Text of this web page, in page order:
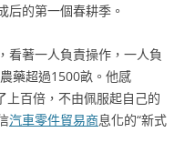
后的第一個春耕季。
看著一人負責操作，一人負
藥超過1500畝。他感
上百倍，不由佩服起自己的
汽車零件貿易商息化的“新式